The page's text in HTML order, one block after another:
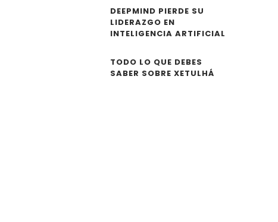
DEEPMIND PIERDE SU
LIDERAZGO EN
INTELIGENCIA ARTIFICIAL
TODO LO QUE DEBES
SABER SOBRE XETULHÁ